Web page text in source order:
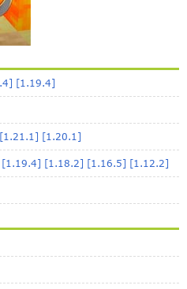
[1.19.4]
[1.20.1]
[1.19.4] [1.18.2] [1.16.5] [1.12.2]